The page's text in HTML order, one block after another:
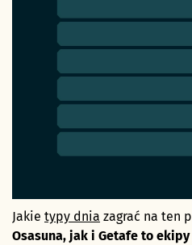
Jakie typy dnia zagrać na ten
Osasuna, jak i Getafe to